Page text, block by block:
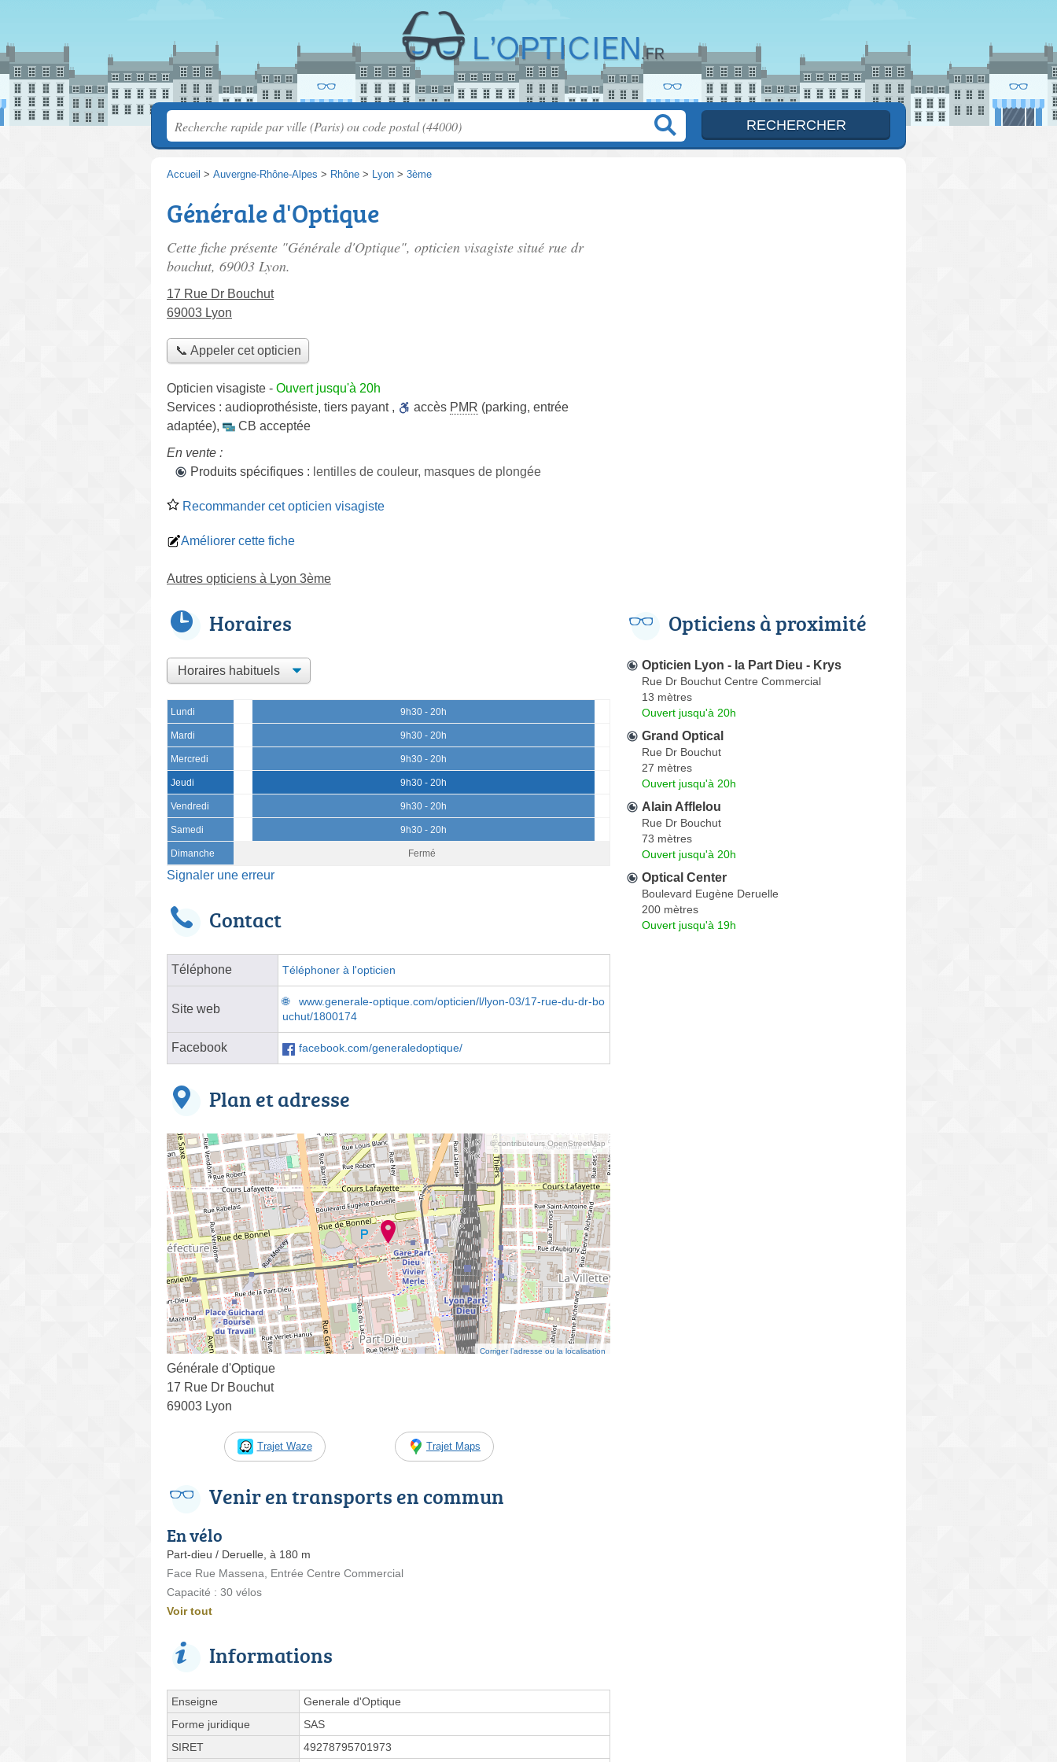
Accueil > Auvergne-Rhône-Alpes > Rhône > Lyon > 3ème
Générale d'Optique
Cette fiche présente "Générale d'Optique", opticien visagiste situé rue dr
bouchut, 69003 Lyon.
17 Rue Dr Bouchut
69003 Lyon
📞 Appeler cet opticien
Opticien visagiste - Ouvert jusqu'à 20h
Services : audioprothésiste, tiers payant , accès PMR (parking, entrée
adaptée),
CB acceptée
En vente :
Produits spécifiques : lentilles de couleur, masques de plongée
Recommander cet opticien visagiste
Améliorer cette fiche
Autres opticiens à Lyon 3ème
Horaires
Lundi 9h30 - 20h
Mardi 9h30 - 20h
Mercredi 9h30 - 20h
Jeudi 9h30 - 20h
Vendredi 9h30 - 20h
Samedi 9h30 - 20h
Dimanche Fermé
Signaler une erreur
Contact
Téléphone Téléphoner à l'opticien
Site web
www.generale-optique.com/opticien/l/lyon-03/17-rue-du-dr-bo
uchut/1800174
Facebook facebook.com/generaledoptique/
Plan et adresse
© contributeurs OpenStreetMap
Corriger l’adresse ou la localisation
Générale d'Optique
17 Rue Dr Bouchut
69003 Lyon
Trajet Waze Trajet Maps
Venir en transports en commun
En vélo
Part-dieu / Deruelle, à 180 m
Face Rue Massena, Entrée Centre Commercial
Capacité : 30 vélos
Voir tout
Informations
Enseigne
Generale d'Optique
Forme juridique
SAS
SIRET
49278795701973
Opticiens à proximité
Opticien Lyon - la Part Dieu - Krys
Rue Dr Bouchut Centre Commercial
13 mètres
Ouvert jusqu'à 20h
Grand Optical
Rue Dr Bouchut
27 mètres
Ouvert jusqu'à 20h
Alain Afflelou
Rue Dr Bouchut
73 mètres
Ouvert jusqu'à 20h
Optical Center
Boulevard Eugène Deruelle
200 mètres
Ouvert jusqu'à 19h